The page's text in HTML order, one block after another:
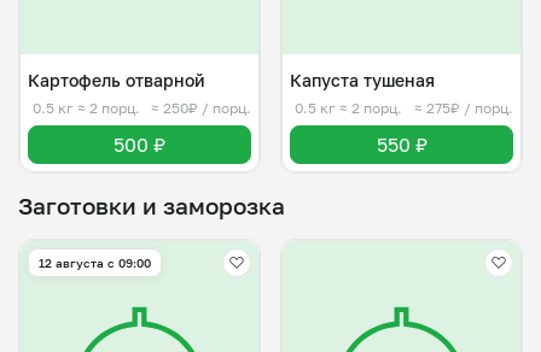
Картофель отварной
0.5 кг ≈ 2 порц. ≈ 250₽ / порц.
500 ₽
Капуста тушеная
0.5 кг ≈ 2 порц. ≈ 275₽ / порц.
550 ₽
Заготовки и заморозка
12 августа с 09:00